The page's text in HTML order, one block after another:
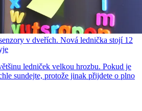
v dveřích. Nová lednička stojí 12
ledniček velkou hrozbu. Pokud je
sundejte, protože jinak přijdete o plno